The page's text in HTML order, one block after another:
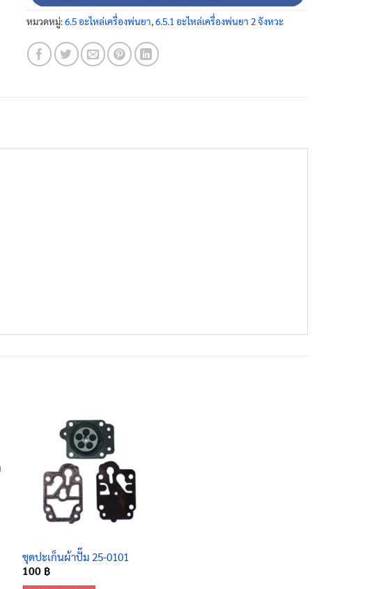
หมวดหมู่:6.5 อะไหล่เครื่องพ่นยา,6.5.1 อะไหล่เครื่องพ่นยา 2 จังหวะ
ชุดปะเก็นผ้าปั๊ม 25-0101
100 ฿